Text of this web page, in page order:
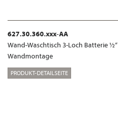
627.30.360.xxx-AA
Wand-Waschtisch 3-Loch Batterie ½“
Wandmontage
PRODUKT-DETAILSEITE